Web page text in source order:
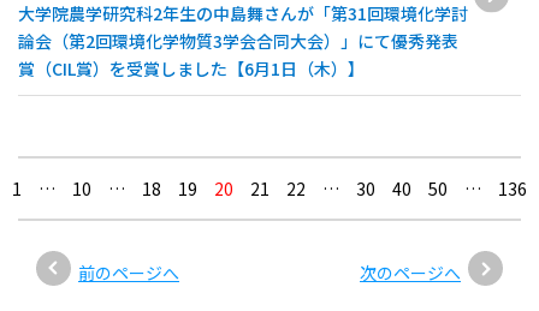
大学院農学研究科2年生の中島舞さんが「第31回環境化学討
論会（第2回環境化学物質3学会合同大会）」にて優秀発表
賞（CIL賞）を受賞しました【6月1日（木）】
1
前のページへ
… 10 … 18 19 20 21 22 … 30 40 50 …
次のページへ
136